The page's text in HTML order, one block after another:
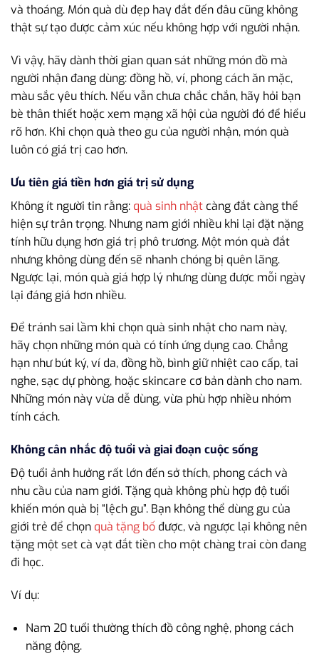
và thoáng. Món quà dù đẹp hay đắt đến đâu cũng không
thật sự tạo được cảm xúc nếu không hợp với người nhận.
Vì vậy, hãy dành thời gian quan sát những món đồ mà
người nhận đang dùng: đồng hồ, ví, phong cách ăn mặc,
màu sắc yêu thích. Nếu vẫn chưa chắc chắn, hãy hỏi bạn
bè thân thiết hoặc xem mạng xã hội của người đó để hiểu
rõ hơn. Khi chọn quà theo gu của người nhận, món quà
luôn có giá trị cao hơn.
Ưu tiên giá tiền hơn giá trị sử dụng
Không ít người tin rằng: quà sinh nhật càng đắt càng thể
hiện sự trân trọng. Nhưng nam giới nhiều khi lại đặt nặng
tính hữu dụng hơn giá trị phô trương. Một món quà đắt
nhưng không dùng đến sẽ nhanh chóng bị quên lãng.
Ngược lại, món quà giá hợp lý nhưng dùng được mỗi ngày
lại đáng giá hơn nhiều.
Để tránh sai lầm khi chọn quà sinh nhật cho nam này,
hãy chọn những món quà có tính ứng dụng cao. Chẳng
hạn như bút ký, ví da, đồng hồ, bình giữ nhiệt cao cấp, tai
nghe, sạc dự phòng, hoặc skincare cơ bản dành cho nam.
Những món này vừa dễ dùng, vừa phù hợp nhiều nhóm
tính cách.
Không cân nhắc độ tuổi và giai đoạn cuộc sống
Độ tuổi ảnh hưởng rất lớn đến sở thích, phong cách và
nhu cầu của nam giới. Tặng quà không phù hợp độ tuổi
khiến món quà bị “lệch gu”. Bạn không thể dùng gu của
giới trẻ để chọn quà tặng bố được, và ngược lại không nên
tặng một set cà vạt đắt tiền cho một chàng trai còn đang
đi học.
Ví dụ:
Nam 20 tuổi thường thích đồ công nghệ, phong cách
năng động.